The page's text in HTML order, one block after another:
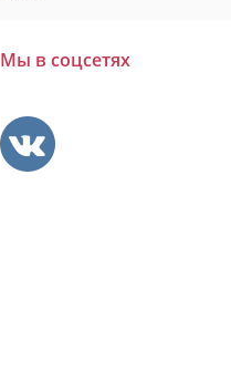
Мы в соцсетях